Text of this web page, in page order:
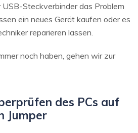
Steckverbinder das Problem
ein neues Gerät kaufen oder es
reparieren lassen.
noch haben, gehen wir zur
des PCs auf
Jumper